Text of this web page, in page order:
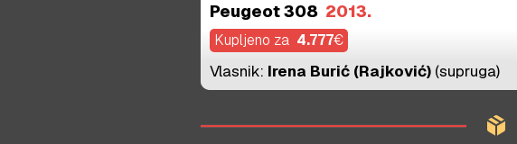
Peugeot 308 2013.
Kupljeno za 4.777€
Vlasnik: Irena Burić (Rajković) (supruga)
package_2